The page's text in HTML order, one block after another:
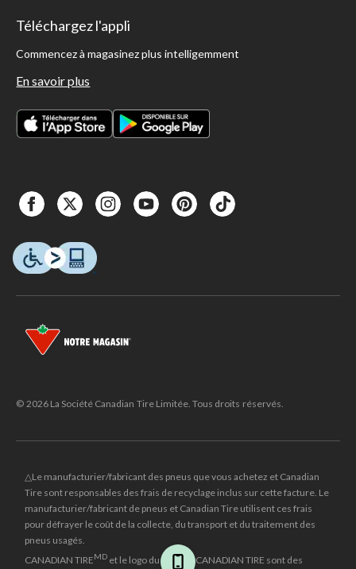
Téléchargez l'appli
Commencez à magasinez plus intelligemment
En savoir plus
© 2026 La Société Canadian Tire Limitée. Tous droits réservés.
△Le manufacturier/fabricant des pneus que vous achetez et Canadian
Tire sont responsables des frais de recyclage inclus sur cette facture. Le
manufacturier/fabricant de pneus et Canadian Tire utilisent ces frais
pour défrayer le coût de la collecte, du transport et du traitement des
pneus usagés.
CANADIAN TIREMD et le logo du triangle CANADIAN TIRE sont des